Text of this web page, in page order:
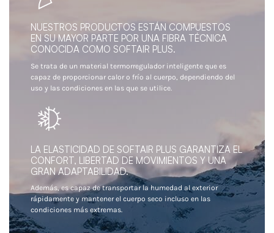
NUESTROS PRODUCTOS ESTÁN COMPUESTOS
EN SU MAYOR PARTE POR UNA FIBRA TÉCNICA
CONOCIDA COMO SOFTAIR PLUS.
Se trata de un material termorregulador inteligente que es
capaz de proporcionar calor o frío al cuerpo, dependiendo del
uso y las condiciones en las que se utilice.
LA ELASTICIDAD DE SOFTAIR PLUS GARANTIZA EL
CONFORT, LIBERTAD DE MOVIMIENTOS Y UNA
GRAN ADAPTABILIDAD.
Además, es capaz de transportar la humedad al exterior
rápidamente y mantener el cuerpo seco incluso en las
condiciones más extremas.